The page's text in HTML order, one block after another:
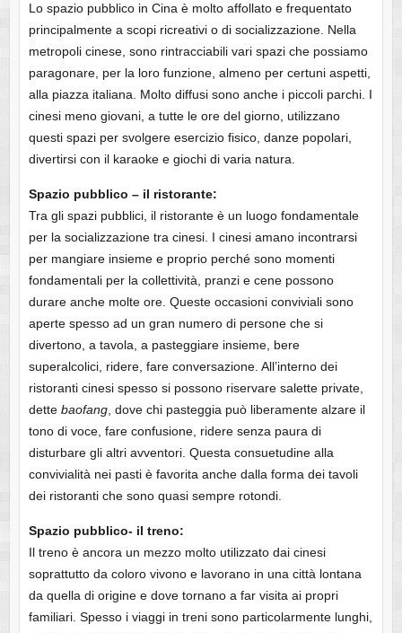
Lo spazio pubblico in Cina è molto affollato e frequentato
principalmente a scopi ricreativi o di socializzazione. Nella
metropoli cinese, sono rintracciabili vari spazi che possiamo
paragonare, per la loro funzione, almeno per certuni aspetti,
alla piazza italiana. Molto diffusi sono anche i piccoli parchi. I
cinesi meno giovani, a tutte le ore del giorno, utilizzano
questi spazi per svolgere esercizio fisico, danze popolari,
divertirsi con il karaoke e giochi di varia natura.
Spazio pubblico – il ristorante:
Tra gli spazi pubblici, il ristorante è un luogo fondamentale
per la socializzazione tra cinesi. I cinesi amano incontrarsi
per mangiare insieme e proprio perché sono momenti
fondamentali per la collettività, pranzi e cene possono
durare anche molte ore. Queste occasioni conviviali sono
aperte spesso ad un gran numero di persone che si
divertono, a tavola, a pasteggiare insieme, bere
superalcolici, ridere, fare conversazione. All’interno dei
ristoranti cinesi spesso si possono riservare salette private,
dette baofang, dove chi pasteggia può liberamente alzare il
tono di voce, fare confusione, ridere senza paura di
disturbare gli altri avventori. Questa consuetudine alla
convivialità nei pasti è favorita anche dalla forma dei tavoli
dei ristoranti che sono quasi sempre rotondi.
Spazio pubblico- il treno:
Il treno è ancora un mezzo molto utilizzato dai cinesi
soprattutto da coloro vivono e lavorano in una città lontana
da quella di origine e dove tornano a far visita ai propri
familiari. Spesso i viaggi in treni sono particolarmente lunghi,